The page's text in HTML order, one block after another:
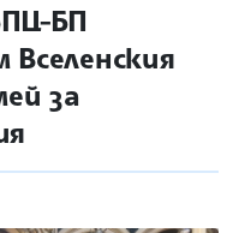
БП
за